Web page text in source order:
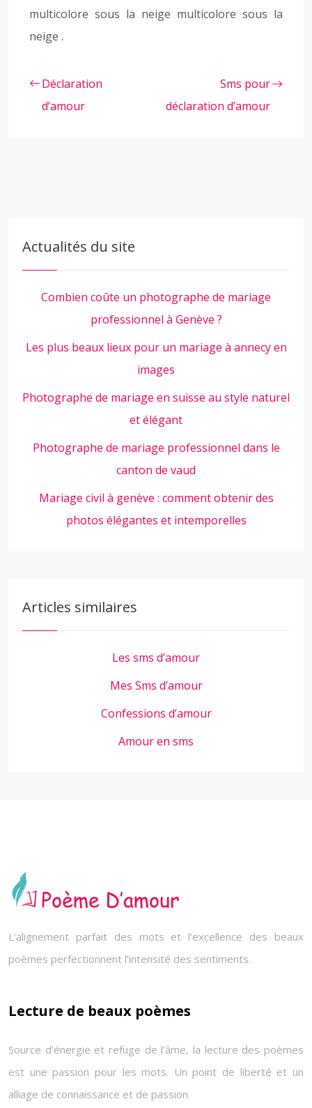
multicolore sous la neige multicolore sous la
neige .
Déclaration
d’amour
Sms pour
déclaration d’amour
Actualités du site
Combien coûte un photographe de mariage
professionnel à Genève ?
Les plus beaux lieux pour un mariage à annecy en
images
Photographe de mariage en suisse au style naturel
et élégant
Photographe de mariage professionnel dans le
canton de vaud
Mariage civil à genève : comment obtenir des
photos élégantes et intemporelles
Articles similaires
Les sms d’amour
Mes Sms d’amour
Confessions d’amour
Amour en sms
L’alignement parfait des mots et l’excellence des beaux
poèmes perfectionnent l’intensité des sentiments.
Lecture de beaux poèmes
Source d’énergie et refuge de l’âme, la lecture des poèmes
est une passion pour les mots. Un point de liberté et un
alliage de connaissance et de passion.